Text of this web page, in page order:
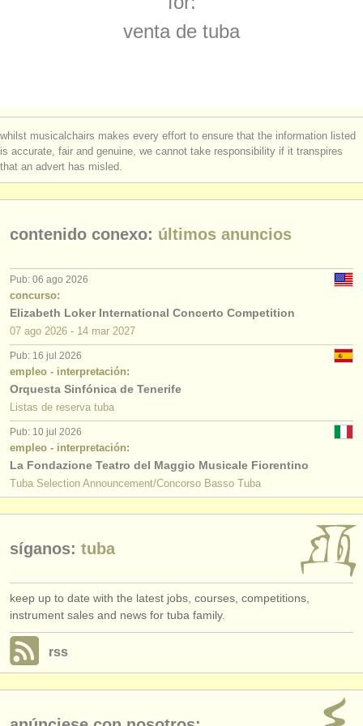
conservatorios
jóvenes orquestas
acerca de musicalchairs
contáctenos
fuentes rss
noticias sobre música clásica
editor:
find out about our
ATSfaq
ophicleide
tuba perdido (2)
venta de tuba
whilst musicalchairs makes every effort to ensure that the information listed
is accurate, fair and genuine, we cannot take responsibility if it transpires
that an advert has misled.
contenido conexo: últimos anuncios
Pub: 06 ago 2026
concurso:
Elizabeth Loker International Concerto Competition
07 ago 2026 - 14 mar 2027
Pub: 16 jul 2026
empleo - interpretación:
Orquesta Sinfónica de Tenerife
Listas de reserva tuba
Pub: 10 jul 2026
empleo - interpretación:
La Fondazione Teatro del Maggio Musicale Fiorentino
Tuba Selection Announcement/Concorso Basso Tuba
síganos: tuba
keep up to date with the latest jobs, courses, competitions,
instrument sales and news for tuba family.
rss